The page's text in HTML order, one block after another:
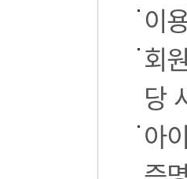
이
회
당
아